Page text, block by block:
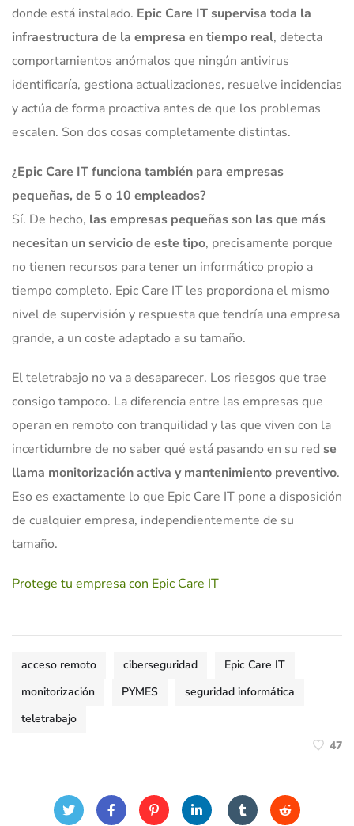
donde está instalado. Epic Care IT supervisa toda la
infraestructura de la empresa en tiempo real, detecta
comportamientos anómalos que ningún antivirus
identificaría, gestiona actualizaciones, resuelve incidencias
y actúa de forma proactiva antes de que los problemas
escalen. Son dos cosas completamente distintas.
¿Epic Care IT funciona también para empresas
pequeñas, de 5 o 10 empleados?
Sí. De hecho, las empresas pequeñas son las que más
necesitan un servicio de este tipo, precisamente porque
no tienen recursos para tener un informático propio a
tiempo completo. Epic Care IT les proporciona el mismo
nivel de supervisión y respuesta que tendría una empresa
grande, a un coste adaptado a su tamaño.
El teletrabajo no va a desaparecer. Los riesgos que trae
consigo tampoco. La diferencia entre las empresas que
operan en remoto con tranquilidad y las que viven con la
incertidumbre de no saber qué está pasando en su red se
llama monitorización activa y mantenimiento preventivo.
Eso es exactamente lo que Epic Care IT pone a disposición
de cualquier empresa, independientemente de su
tamaño.
Protege tu empresa con Epic Care IT
acceso remoto ciberseguridad
Epic Care IT
monitorización
PYMES
seguridad informática
teletrabajo
47